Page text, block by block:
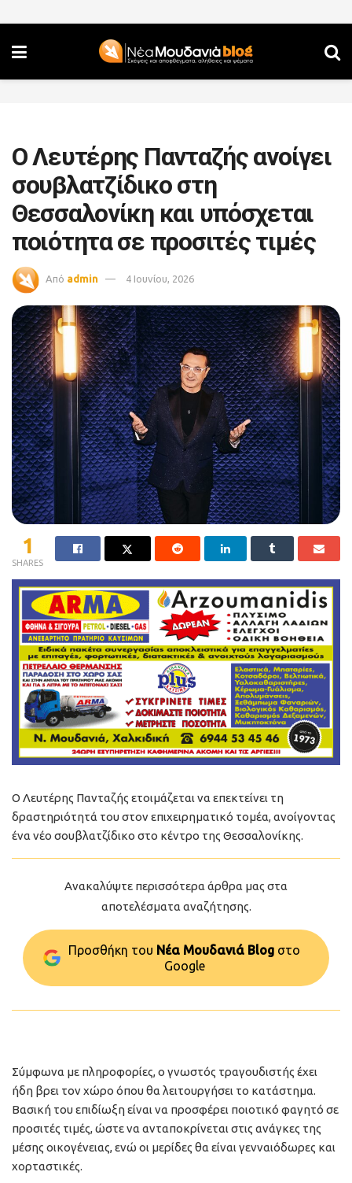
Ο Λευτέρης Πανταζής ανοίγει
σουβλατζίδικο στη
Θεσσαλονίκη και υπόσχεται
ποιότητα σε προσιτές τιμές
Από admin 4 Ιουνίου, 2026
1
SHARES
Ο Λευτέρης Πανταζής ετοιμάζεται να επεκτείνει τη
δραστηριότητά του στον επιχειρηματικό τομέα, ανοίγοντας
ένα νέο σουβλατζίδικο στο κέντρο της Θεσσαλονίκης.
Ανακαλύψτε περισσότερα άρθρα μας στα
αποτελέσματα αναζήτησης.
Προσθήκη του Νέα Μουδανιά Blog στo
Google
Σύμφωνα με πληροφορίες, ο γνωστός τραγουδιστής έχει
ήδη βρει τον χώρο όπου θα λειτουργήσει το κατάστημα.
Βασική του επιδίωξη είναι να προσφέρει ποιοτικό φαγητό σε
προσιτές τιμές, ώστε να ανταποκρίνεται στις ανάγκες της
μέσης οικογένειας, ενώ οι μερίδες θα είναι γενναιόδωρες και
χορταστικές.